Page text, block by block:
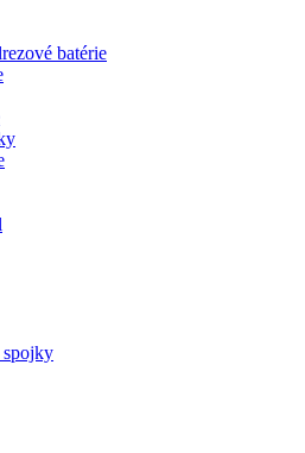
batérie
spojky